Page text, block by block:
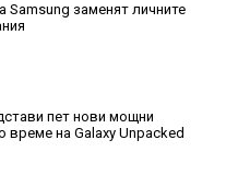
Samsung заменят личните
пет нови мощни
време на Galaxy Unpacked